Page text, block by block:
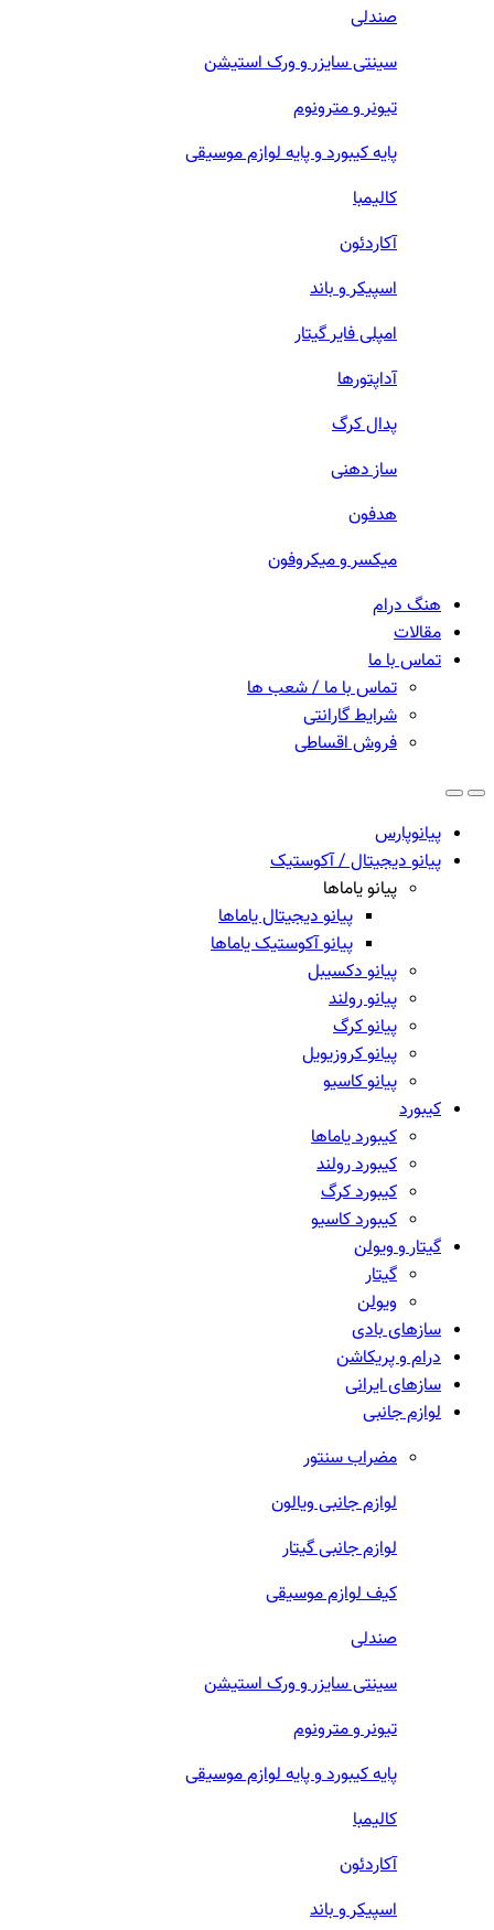
صندلی
سینتی سایزر و ورک استیشن
تیونر و مترونوم
پایه کیبورد و پایه لوازم موسیقی
کالیمبا
آکاردئون
اسپیکر و باند
امپلی فایر گیتار
آداپتورها
پدال کرگ
ساز دهنی
هدفون
میکسر و میکروفون
هنگ درام
مقالات
تماس با ما
تماس با ما / شعب ها
شرایط گارانتی
فروش اقساطی
پیانوپارس
پیانو دیجیتال / آکوستیک
پیانو یاماها
پیانو دیجیتال یاماها
پیانو آکوستیک یاماها
پیانو دکسیبل
پیانو رولند
پیانو کرگ
پیانو کروزیویل
پیانو کاسیو
کیبورد
کیبورد یاماها
کیبورد رولند
کیبورد کرگ
کیبورد کاسیو
گیتار و ویولن
گیتار
ویولن
سازهای بادی
درام و پریکاشن
سازهای ایرانی
لوازم جانبی
مضراب سنتور
لوازم جانبی ویالون
لوازم جانبی گیتار
کیف لوازم موسیقی
صندلی
سینتی سایزر و ورک استیشن
تیونر و مترونوم
پایه کیبورد و پایه لوازم موسیقی
کالیمبا
آکاردئون
اسپیکر و باند